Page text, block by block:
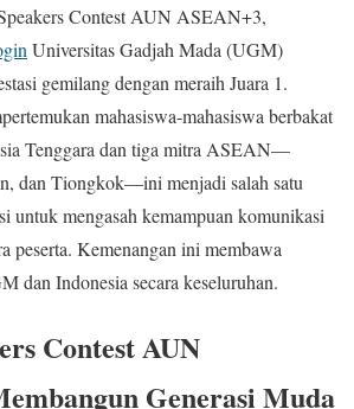
Contest AUN ASEAN+3,
Universitas Gadjah Mada (UGM)
gemilang dengan meraih Juara 1.
mahasiswa-mahasiswa berbakat
Tenggara dan tiga mitra ASEAN—
dan Tiongkok—ini menjadi salah satu
untuk mengasah kemampuan komunikasi
peserta. Kemenangan ini membawa
dan Indonesia secara keseluruhan.
Contest AUN
Generasi Muda